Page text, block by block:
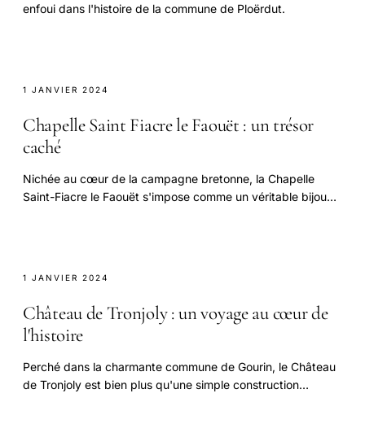
enfoui dans l'histoire de la commune de Ploërdut.
1 JANVIER 2024
Chapelle Saint Fiacre le Faouët : un trésor
caché
Nichée au cœur de la campagne bretonne, la Chapelle
Saint-Fiacre le Faouët s'impose comme un véritable bijou
1 JANVIER 2024
Château de Tronjoly : un voyage au cœur de
l'histoire
Perché dans la charmante commune de Gourin, le Château
de Tronjoly est bien plus qu'une simple construction